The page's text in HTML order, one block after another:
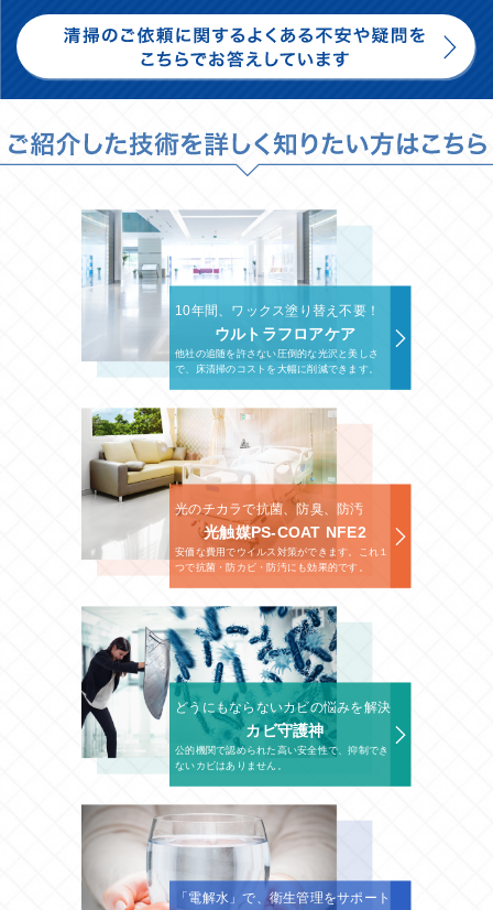
10年間、ワックス塗り替え不要！
ウルトラフロアケア
他社の追随を許さない圧倒的な光沢と美しさ
で、床清掃のコストを大幅に削減できます。
光のチカラで抗菌、防臭、防汚
光触媒PS-COAT NFE2
安価な費用でウイルス対策ができます。これ１
つで抗菌・防カビ・防汚にも効果的です。
どうにもならないカビの悩みを解決
カビ守護神
公的機関で認められた高い安全性で、抑制でき
ないカビはありません。
「電解水」で、衛生管理をサポート